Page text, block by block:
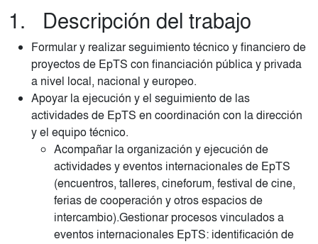
1. Descripción del trabajo
Formular y realizar seguimiento técnico y financiero de
proyectos de EpTS con financiación pública y privada
a nivel local, nacional y europeo.
Apoyar la ejecución y el seguimiento de las
actividades de EpTS en coordinación con la dirección
y el equipo técnico.
Acompañar la organización y ejecución de
actividades y eventos internacionales de EpTS
(encuentros, talleres, cineforum, festival de cine,
ferias de cooperación y otros espacios de
intercambio).Gestionar procesos vinculados a
eventos internacionales EpTS: identificación de